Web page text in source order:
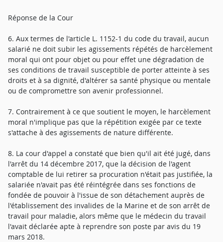
Réponse de la Cour
6. Aux termes de l'article L. 1152-1 du code du travail, aucun
salarié ne doit subir les agissements répétés de harcèlement
moral qui ont pour objet ou pour effet une dégradation de
ses conditions de travail susceptible de porter atteinte à ses
droits et à sa dignité, d'altérer sa santé physique ou mentale
ou de compromettre son avenir professionnel.
7. Contrairement à ce que soutient le moyen, le harcèlement
moral n'implique pas que la répétition exigée par ce texte
s'attache à des agissements de nature différente.
8. La cour d'appel a constaté que bien qu'il ait été jugé, dans
l'arrêt du 14 décembre 2017, que la décision de l'agent
comptable de lui retirer sa procuration n'était pas justifiée, la
salariée n'avait pas été réintégrée dans ses fonctions de
fondée de pouvoir à l'issue de son détachement auprès de
l'établissement des invalides de la Marine et de son arrêt de
travail pour maladie, alors même que le médecin du travail
l'avait déclarée apte à reprendre son poste par avis du 19
mars 2018.